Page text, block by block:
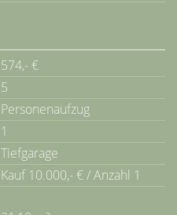
574,- €
5
Personenaufzug
1
Tiefgarage
Kauf 10.000,- € / Anzahl 1